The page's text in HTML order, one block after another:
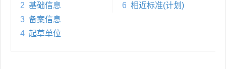
2 基础信息
3 备案信息
4 起草单位
6 相近标准(计划)